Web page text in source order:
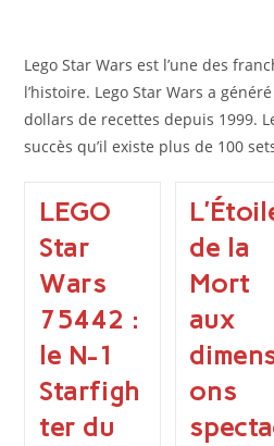
Lego Star Wars est l’une des
l’histoire. Lego Star Wars a
dollars de recettes depuis 1999.
succès qu’il existe plus de 100
LEGO
Star
Wars
75442 :
le N-1
Starfigh
ter du
de la
Mort
aux
ons